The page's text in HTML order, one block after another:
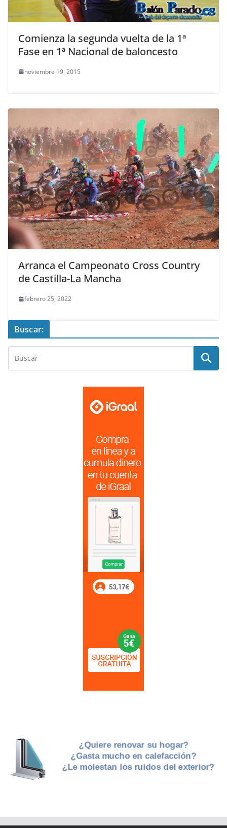
Comienza la segunda vuelta de la 1ª
Fase en 1ª Nacional de baloncesto
noviembre 19, 2015
Arranca el Campeonato Cross Country
de Castilla-La Mancha
febrero 25, 2022
Buscar: